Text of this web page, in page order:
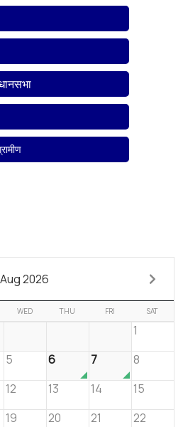
Aug 2026
WED THU FRI SAT
1
5 6 7
8
12 13 14
15
19 20 21
22